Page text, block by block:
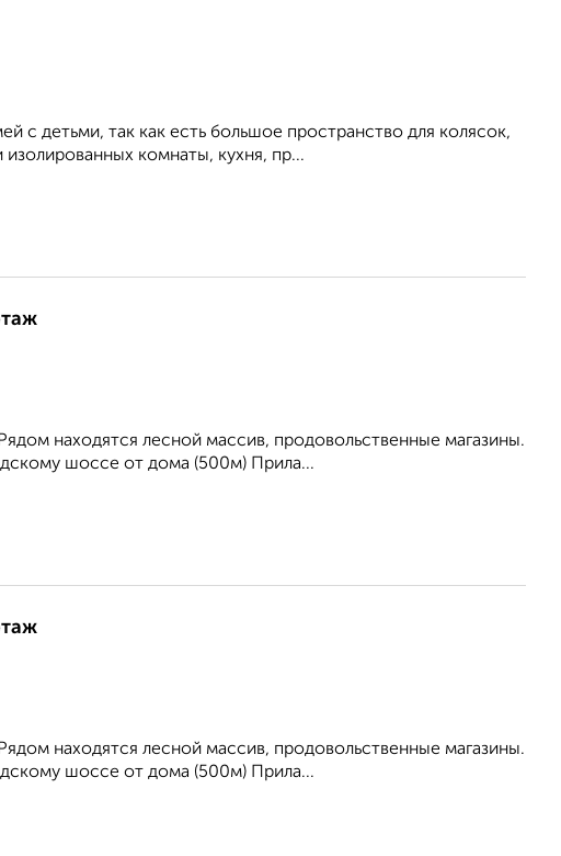
с детьми, так как есть большое пространство для колясок,
комнаты, кухня, пр...
находятся лесной массив, продовольственные магазины.
шоссе от дома (500м) Прила...
находятся лесной массив, продовольственные магазины.
шоссе от дома (500м) Прила...